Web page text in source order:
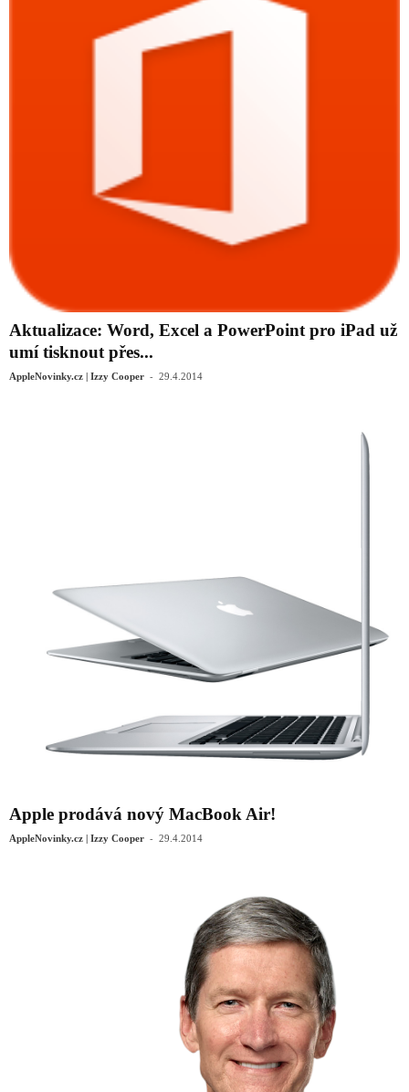
Aktualizace: Word, Excel a PowerPoint pro iPad už
umí tisknout přes...
AppleNovinky.cz | Izzy Cooper - 29.4.2014
Apple prodává nový MacBook Air!
AppleNovinky.cz | Izzy Cooper - 29.4.2014